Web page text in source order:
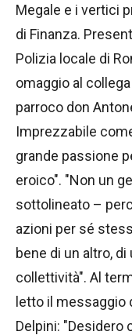
Megale e i vertici
di Finanza.
Polizia locale di
omaggio al
parroco don
Imprezzabile
grande passione
eroico". "Non un
sottolineato –
azioni per sé
bene di un altro,
collettività". Al
letto il messaggio
Delpini: "Desidero